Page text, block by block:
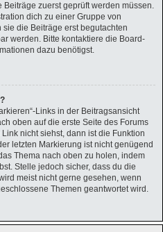
zuerst geprüft werden müssen.
dich zu einer Gruppe von
die Beiträge erst begutachten
werden. Bitte kontaktiere die Board-
dazu benötigst.
Links in der Beitragsansicht
oben auf die erste Seite des Forums
nicht siehst, dann ist die Funktion
letzten Markierung ist nicht genügend
Thema nach oben zu holen, indem
Stelle jedoch sicher, dass du die
meist nicht gerne gesehen, wenn
Themen geantwortet wird.